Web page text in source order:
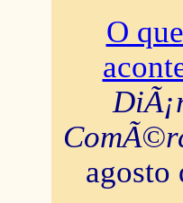
O
agosto